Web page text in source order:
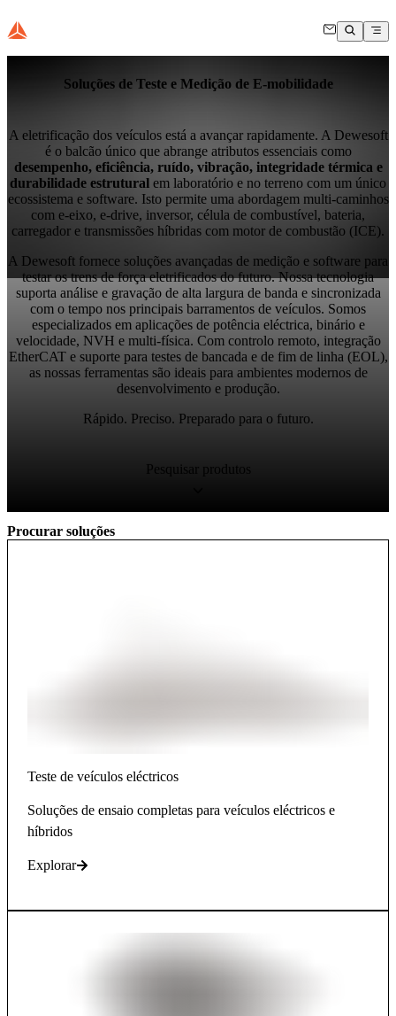
Soluções de Teste e Medição de E-mobilidade
A eletrificação dos veículos está a avançar rapidamente. A Dewesoft
é o balcão único que abrange atributos essenciais como
desempenho, eficiência, ruído, vibração, integridade térmica e
durabilidade estrutural em laboratório e no terreno com um único
ecossistema e software. Isto permite uma abordagem multi-caminhos
com e-eixo, e-drive, inversor, célula de combustível, bateria,
carregador e transmissões híbridas com motor de combustão (ICE).
A Dewesoft fornece soluções avançadas de medição e software para
testar os trens de força eletrificados do futuro. Nossa tecnologia
suporta análise e gravação de alta largura de banda e sincronizada
com o tempo nos principais barramentos de veículos. Somos
especializados em aplicações de potência eléctrica, binário e
velocidade, NVH e multi-física. Com controlo remoto, integração
EtherCAT e suporte para testes de bancada e de fim de linha (EOL),
as nossas ferramentas são ideais para ambientes modernos de
desenvolvimento e produção.
Rápido. Preciso. Preparado para o futuro.
Procurar soluções
Teste de veículos eléctricos
Soluções de ensaio completas para veículos eléctricos e
híbridos
Explorar